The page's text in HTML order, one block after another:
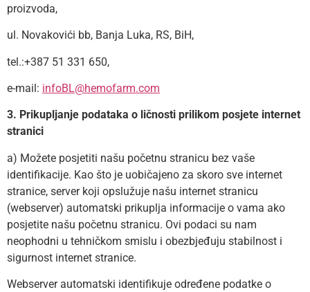
proizvoda,
ul. Novakovići bb, Banja Luka, RS, BiH,
tel.:+387 51 331 650,
e-mail: infoBL@hemofarm.com
3. Prikupljanje podataka o ličnosti prilikom posjete internet
stranici
a) Možete posjetiti našu početnu stranicu bez vaše
identifikacije. Kao što je uobičajeno za skoro sve internet
stranice, server koji opslužuje našu internet stranicu
(webserver) automatski prikuplja informacije o vama ako
posjetite našu početnu stranicu. Ovi podaci su nam
neophodni u tehničkom smislu i obezbjeđuju stabilnost i
sigurnost internet stranice.
Webserver automatski identifikuje određene podatke o